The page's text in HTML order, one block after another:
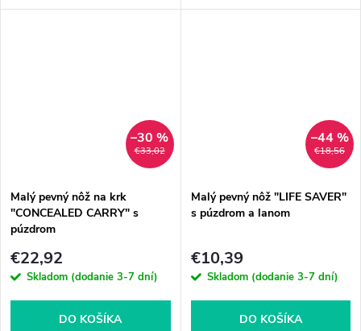
€33,02
–30 %
Malý pevný nôž na krk
"CONCEALED CARRY" s
púzdrom
€22,92
Skladom (dodanie 3-7 dní)
DO KOŠÍKA
€18,56
–44 %
Malý pevný nôž "LIFE SAVER"
s púzdrom a lanom
€10,39
Skladom (dodanie 3-7 dní)
DO KOŠÍKA